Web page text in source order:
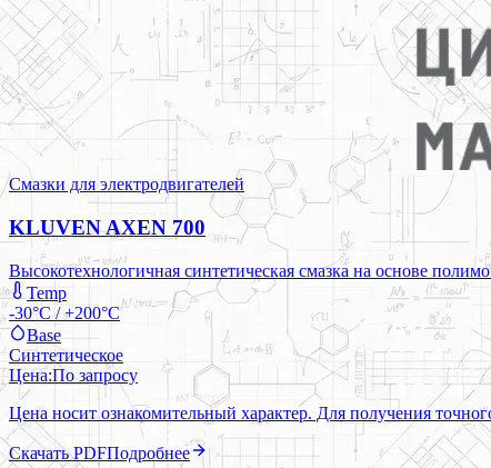
Смазки для электродвигателей
KLUVEN AXEN 700
Высокотехнологичная синтетическая смазка на основе
Temp
-30°C / +200°C
Base
Синтетическое
Цена:По запросу
Цена носит ознакомительный характер. Для получения
Скачать PDFПодробнее